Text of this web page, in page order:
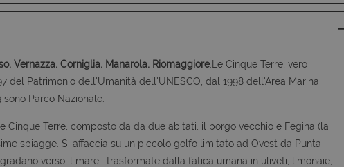
Vernazza, Corniglia, Manarola, Riomaggiore.Le Cinque Terre, vero
del Patrimonio dell'Umanità dell'UNESCO, dal 1998 dell'Area Marina
Parco Nazionale.
Cinque Terre, composto da da due abitati, il borgo vecchio e Fegina (la
spiagge. Si affaccia su un piccolo golfo limitato ad Ovest da Punta
verso il mare, trasformate dalla fatica umana in uliveti, limonaie,